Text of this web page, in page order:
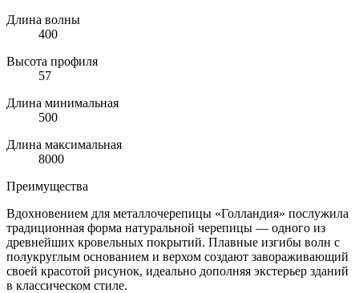
Длина волны
400
Высота профиля
57
Длина минимальная
500
Длина максимальная
8000
Преимущества
Вдохновением для металлочерепицы «Голландия» послужила
традиционная форма натуральной черепицы — одного из
древнейших кровельных покрытий. Плавные изгибы волн с
полукруглым основанием и верхом создают завораживающий
своей красотой рисунок, идеально дополняя экстерьер зданий
в классическом стиле.